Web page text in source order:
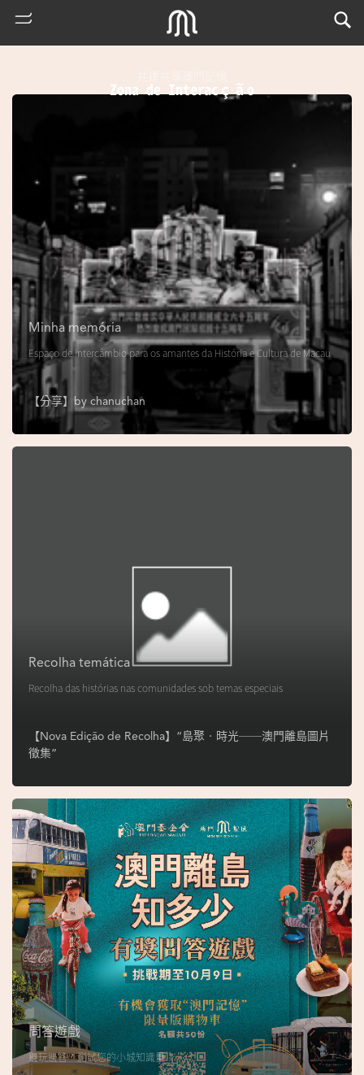
熱
門
搜
索
o
吳
榮
恪
Zona de Interacção
Minha memória
Espaço de intercâmbio para os amantes da História e Cultura de Macau
【分享】by chanuchan
Recolha temática
Recolha das histórias nas comunidades sob temas especiais
【Nova Edição de Recolha】“島聚‧時光──澳門離島圖片
徵集”
問答遊戲
邊玩邊答，測試您的小城知識量